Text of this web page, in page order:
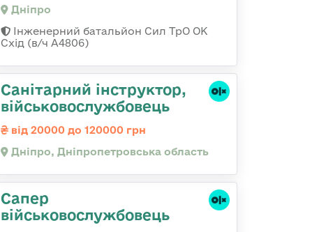
Дніпро
Інженерний батальйон Сил ТрО ОК
Схід (в/ч А4806)
Санітарний інструктор,
військовослужбовець
від 20000 до 120000 грн
Дніпро, Дніпропетровська область
Сапер
військовослужбовець